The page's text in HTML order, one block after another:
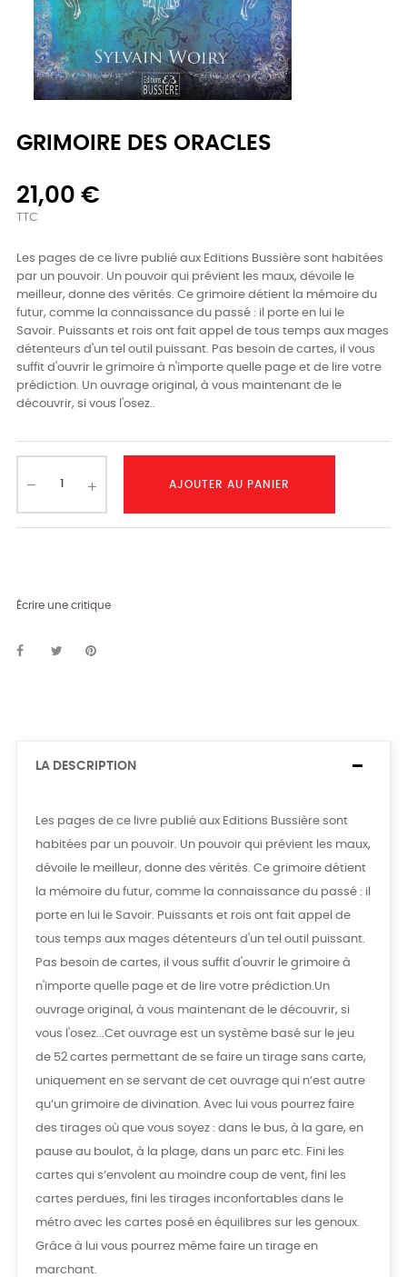
GRIMOIRE DES ORACLES
21,00 €
TTC
Les pages de ce livre publié aux Editions Bussière sont habitées
par un pouvoir. Un pouvoir qui prévient les maux, dévoile le
meilleur, donne des vérités. Ce grimoire détient la mémoire du
futur, comme la connaissance du passé : il porte en lui le
Savoir. Puissants et rois ont fait appel de tous temps aux mages
détenteurs d'un tel outil puissant. Pas besoin de cartes, il vous
suffit d'ouvrir le grimoire à n'importe quelle page et de lire votre
prédiction. Un ouvrage original, à vous maintenant de le
découvrir, si vous l'osez..
AJOUTER AU PANIER
Écrire une critique
LA DESCRIPTION
Les pages de ce livre publié aux Editions Bussière sont
habitées par un pouvoir. Un pouvoir qui prévient les maux,
dévoile le meilleur, donne des vérités. Ce grimoire détient
la mémoire du futur, comme la connaissance du passé : il
porte en lui le Savoir. Puissants et rois ont fait appel de
tous temps aux mages détenteurs d'un tel outil puissant.
Pas besoin de cartes, il vous suffit d'ouvrir le grimoire à
n'importe quelle page et de lire votre prédiction.Un
ouvrage original, à vous maintenant de le découvrir, si
vous l'osez...Cet ouvrage est un système basé sur le jeu
de 52 cartes permettant de se faire un tirage sans carte,
uniquement en se servant de cet ouvrage qui n’est autre
qu’un grimoire de divination. Avec lui vous pourrez faire
des tirages où que vous soyez : dans le bus, à la gare, en
pause au boulot, à la plage, dans un parc etc. Fini les
cartes qui s’envolent au moindre coup de vent, fini les
cartes perdues, fini les tirages inconfortables dans le
métro avec les cartes posé en équilibres sur les genoux.
Grâce à lui vous pourrez même faire un tirage en
marchant.